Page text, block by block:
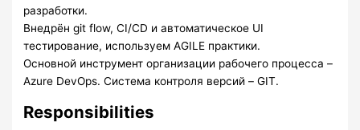
разработки.
Внедрён git flow, CI/CD и автоматическое UI
тестирование, используем AGILE практики.
Основной инструмент организации рабочего процесса –
Azure DevOps. Система контроля версий – GIT.
Responsibilities